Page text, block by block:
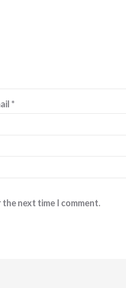
*
the next time I comment.